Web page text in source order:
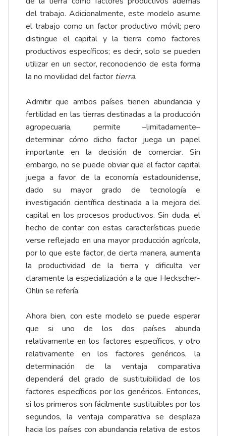
del trabajo. Adicionalmente, este modelo asume
el trabajo como un factor productivo móvil; pero
distingue el capital y la tierra como factores
productivos específicos; es decir, solo se pueden
utilizar en un sector, reconociendo de esta forma
la no movilidad del factor tierra.
Admitir que ambos países tienen abundancia y
fertilidad en las tierras destinadas a la producción
agropecuaria, permite –limitadamente–
determinar cómo dicho factor juega un papel
importante en la decisión de comerciar. Sin
embargo, no se puede obviar que el factor capital
juega a favor de la economía estadounidense,
dado su mayor grado de tecnología e
investigación científica destinada a la mejora del
capital en los procesos productivos. Sin duda, el
hecho de contar con estas características puede
verse reflejado en una mayor producción agrícola,
por lo que este factor, de cierta manera, aumenta
la productividad de la tierra y dificulta ver
claramente la especialización a la que Heckscher-
Ohlin se refería.
Ahora bien, con este modelo se puede esperar
que si uno de los dos países abunda
relativamente en los factores específicos, y otro
relativamente en los factores genéricos, la
determinación de la ventaja comparativa
dependerá del grado de sustituibilidad de los
factores específicos por los genéricos. Entonces,
si los primeros son fácilmente sustituibles por los
segundos, la ventaja comparativa se desplaza
hacia los países con abundancia relativa de estos